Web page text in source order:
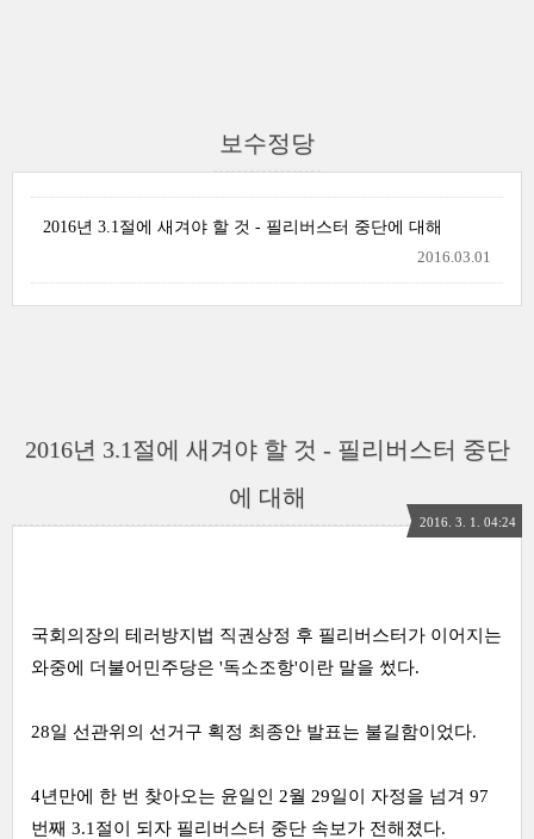
보수정당
2016년 3.1절에 새겨야 할 것 - 필리버스터 중단에 대해
2016.03.01
2016년 3.1절에 새겨야 할 것 - 필리버스터 중단
에 대해
2016. 3. 1. 04:24
국회의장의 테러방지법 직권상정 후 필리버스터가 이어지는
와중에 더불어민주당은 '독소조항'이란 말을 썼다.
28일 선관위의 선거구 획정 최종안 발표는 불길함이었다.
4년만에 한 번 찾아오는 윤일인 2월 29일이 자정을 넘겨 97
번째 3.1절이 되자 필리버스터 중단 속보가 전해졌다.